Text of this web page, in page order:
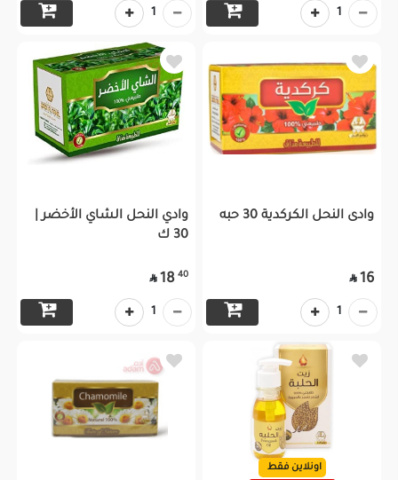
1
1
وادى النحل الكركدية 30 حبه
16

1
وادي النحل الشاي الأخضر |
30 ك
40
18

1
اونلاين فقط